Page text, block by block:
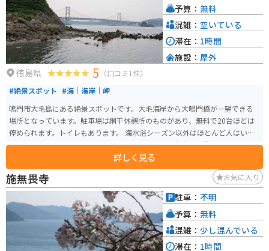
徳島県 5 （口コミ1件）
#絶景スポット #海｜海岸｜岬
鳴門市大毛島にある絶景スポットです。大毛海岸から大鳴門橋が一望できる
場所となっています。駐車場は網干休憩所のものがあり、無料で20台ほどは
停められます。トイレもあります。 海水浴シーズン以外はほとんど人はいま
せんので、ゆっくり景色を堪能できます。飲み物の自動販売機くらいはあり
ますが、飲食をするのであれば少し値段はしますが付近に魚料理のレストラ
ンがあります。
詳しく見る
予算： 無料
混雑： 空いている
滞在： 1時間
施設： 屋外
施無畏寺 お気に入り
駐車： 不明
予算： 無料
混雑： 少し混んでいる
滞在： 1時間